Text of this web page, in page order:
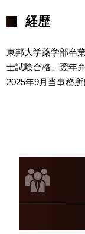
経歴
東邦大学薬学部卒
士試験合格、翌年
2025年9月当事務